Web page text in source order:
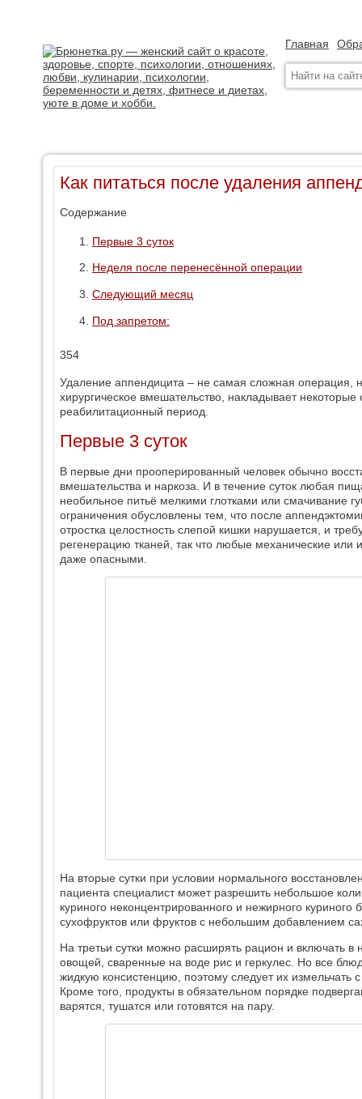
Главная
Как питаться после удаления
Содержание
Первые 3 суток
Неделя после перенесённой операции
Следующий месяц
Под запретом:
354
Удаление аппендицита – не самая сложная операция,
хирургическое вмешательство, накладывает
реабилитационный период.
Первые 3 суток
В первые дни прооперированный человек обычно
вмешательства и наркоза. И в течение суток любая
необильное питьё мелкими глотками или смачивание
ограничения обусловлены тем, что после
отростка целостность слепой кишки нарушается, и
регенерацию тканей, так что любые механические или
даже опасными.
На вторые сутки при условии нормального
пациента специалист может разрешить небольшое
куриного неконцентрированного и нежирного куриного
сухофруктов или фруктов с небольшим добавлением
На третьи сутки можно расширять рацион и включать
овощей, сваренные на воде рис и геркулес. Но все
жидкую консистенцию, поэтому следует их
Кроме того, продукты в обязательном порядке
варятся, тушатся или готовятся на пару.